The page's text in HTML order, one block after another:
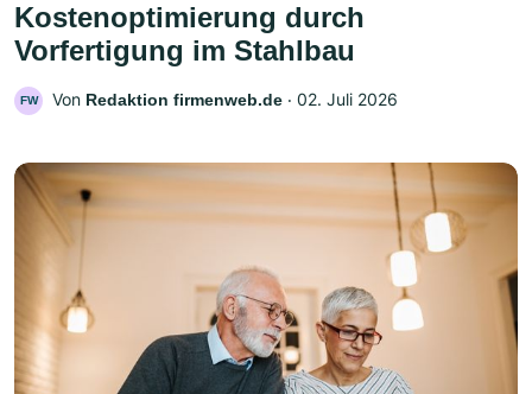
Kostenoptimierung durch
Vorfertigung im Stahlbau
FW Von Redaktion firmenweb.de ‧ 02. Juli 2026